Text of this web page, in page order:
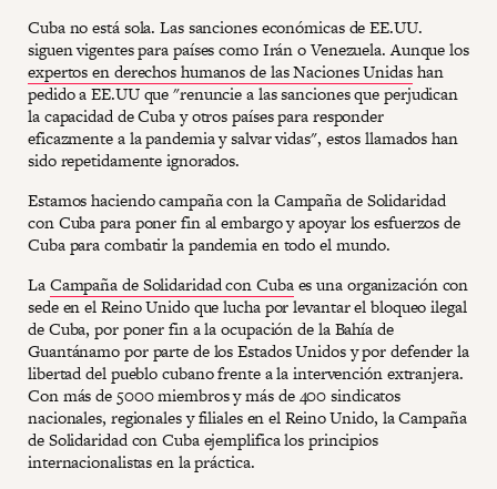
Cuba no está sola. Las sanciones económicas de EE.UU.
siguen vigentes para países como Irán o Venezuela. Aunque los
expertos en derechos humanos de las Naciones Unidashan
pedido a EE.UU que "renuncie a las sanciones que perjudican
la capacidad de Cuba y otros países para responder
eficazmente a la pandemia y salvar vidas", estos llamados han
sido repetidamente ignorados.
Estamos haciendo campaña con la Campaña de Solidaridad
con Cuba para poner fin al embargo y apoyar los esfuerzos de
Cuba para combatir la pandemia en todo el mundo.
LaCampaña de Solidaridad con Cubaes una organización con
sede en el Reino Unido que lucha por levantar el bloqueo ilegal
de Cuba, por poner fin a la ocupación de la Bahía de
Guantánamo por parte de los Estados Unidos y por defender la
libertad del pueblo cubano frente a la intervención extranjera.
Con más de 5000 miembros y más de 400 sindicatos
nacionales, regionales y filiales en el Reino Unido, la Campaña
de Solidaridad con Cuba ejemplifica los principios
internacionalistas en la práctica.